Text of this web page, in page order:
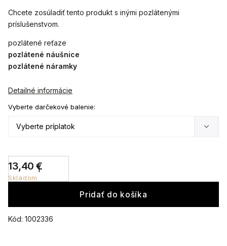
Kód: 1002336
13,40 €
Skladom
Vyberte darčekové balenie:
Pridať do košíka
Chcete zosúladiť tento produkt s inými pozlátenými
príslušenstvom.
pozlátené reťaze
pozlátené náušnice
pozlátené náramky
Detailné informácie